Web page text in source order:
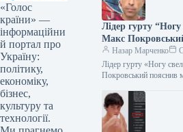
«Голос
країни» —
інформаційни
й портал про
Україну:
політику,
економіку,
бізнес,
культуру та
технології.
Лідер гурту “Ногу
Макс
про причини свого
Україну.
Назар Марченко
Лідер гурту «Ногу
Покровський пояснив
instagram.com/
Підпишіться на нас в